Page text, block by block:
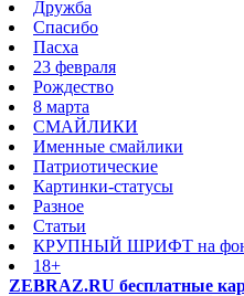
Дружба
Спасибо
Пасха
23 февраля
Рождество
8 марта
СМАЙЛИКИ
Именные смайлики
Патриотические
Картинки-статусы
Разное
Cтатьи
КРУПНЫЙ ШРИФТ на
18+
ZEBRAZ.RU бесплатные